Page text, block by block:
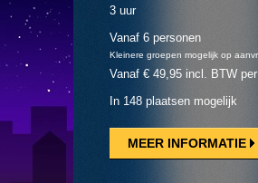
3 uur
Vanaf 6 personen
Kleinere groepen mogelijk op
Vanaf € 49,95 incl. BTW
In 148 plaatsen mogelijk
MEER INFORMATIE